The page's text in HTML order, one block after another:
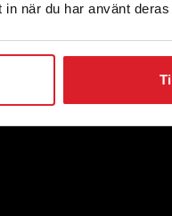
när du har använt deras